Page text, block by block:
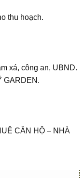
thu hoạch.
xá, công an, UBND.
GARDEN.
CĂN HỘ – NHÀ